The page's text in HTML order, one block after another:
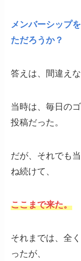
メンバーシップ
ただろうか？
答えは、間違え
当時は、毎日の
投稿だった。
だが、それでも
ね続けて、
ここまで来た。
それまでは、全
ったが、